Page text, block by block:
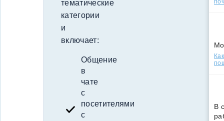
тематические
категории
и
включает:
Общение
в
чате
с
посетителями
с
В